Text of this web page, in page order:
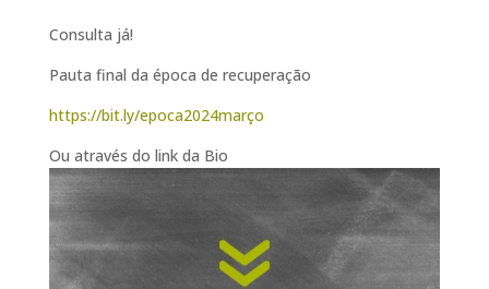
Consulta já!
Pauta final da época de recuperação
https://bit.ly/epoca2024março
Ou através do link da Bio